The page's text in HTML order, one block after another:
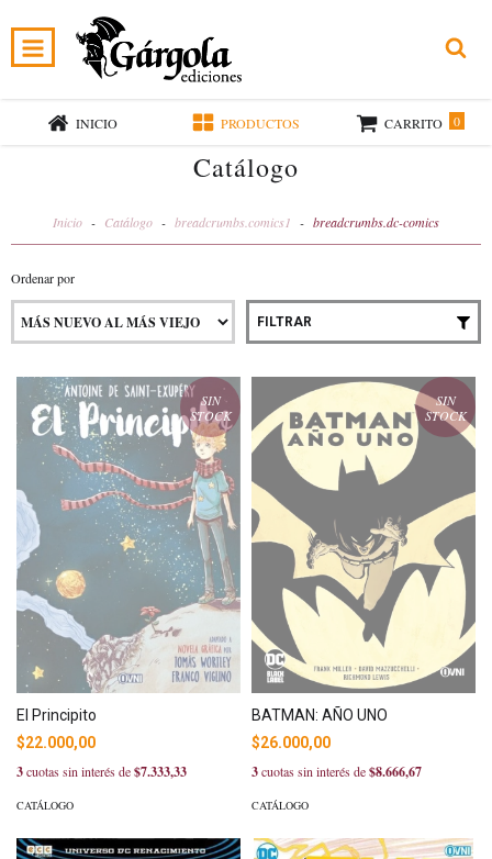
INICIO PRODUCTOS CARRITO 0
Catálogo
Inicio - Catálogo - breadcrumbs.comics1 - breadcrumbs.dc-comics
Ordenar por
FILTRAR
SIN
STOCK
El Principito
$22.000,00
3cuotas sin interés de$7.333,33
CATÁLOGO
SIN
STOCK
BATMAN: AÑO UNO
$26.000,00
3cuotas sin interés de$8.666,67
CATÁLOGO